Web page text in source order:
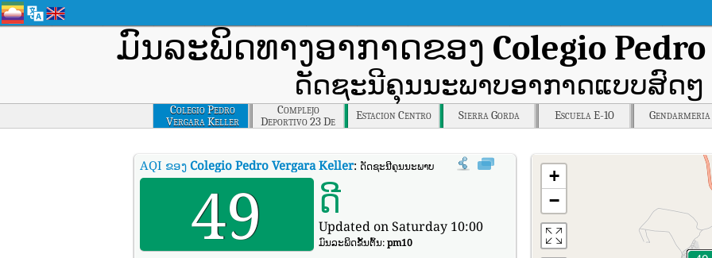
ມົນລະພິດທາງອາກາດຂອງ Colegio
ດັດຊະນີຄຸນນະພາບອາກາດແບບສົດໆ
Colegio Pedro
Vergara Keller
Complejo
Deportivo 23 De
Marzo
Estacion Centro Sierra Gorda Escuela E-10 Gendarmeria
AQI ຂອງ Colegio Pedro Vergara Keller: ດັດຊະນີຄຸນນະພາບອາກາດຕາມເວລາຈິງຂອງ Colegio Pedro Vergara Keller (AQI).
49 ດີ
Updated on Saturday 10:00
ມົນລະພິດຂັ້ນຕົ້ນ:pm10
+
−